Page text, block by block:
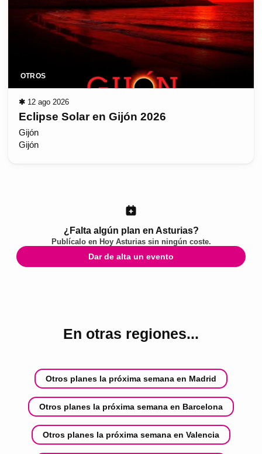
OTROS
✱ 12 ago 2026
Eclipse Solar en Gijón 2026
Gijón
Gijón
¿Falta algún plan en Asturias?
Publícalo en Hoy Asturiassin ningún coste.
Dar de alta un evento
En otras regiones...
Otros planes la próxima semana en Madrid
Otros planes la próxima semana en Barcelona
Otros planes la próxima semana en Valencia